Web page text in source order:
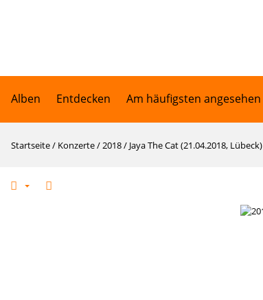
Alben Entdecken Am häufigsten angesehen
Startseite/ Konzerte/2018/ Jaya The Cat (21.04.2018, Lübeck)